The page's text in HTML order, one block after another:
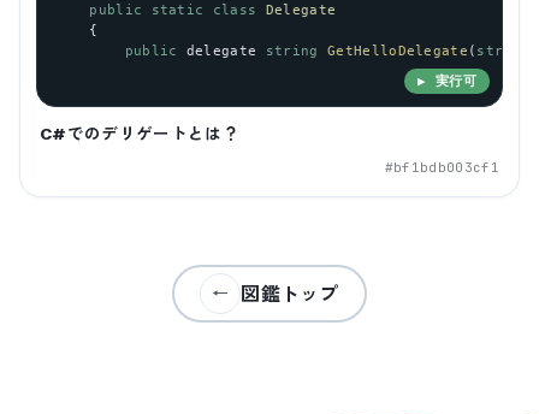
public static class
Delegate
    {
public
delegate string GetHelloDelegate ( string
▶ 実行可
C#でのデリゲートとは？
#bf1bdb003cf1
← 図鑑トップ